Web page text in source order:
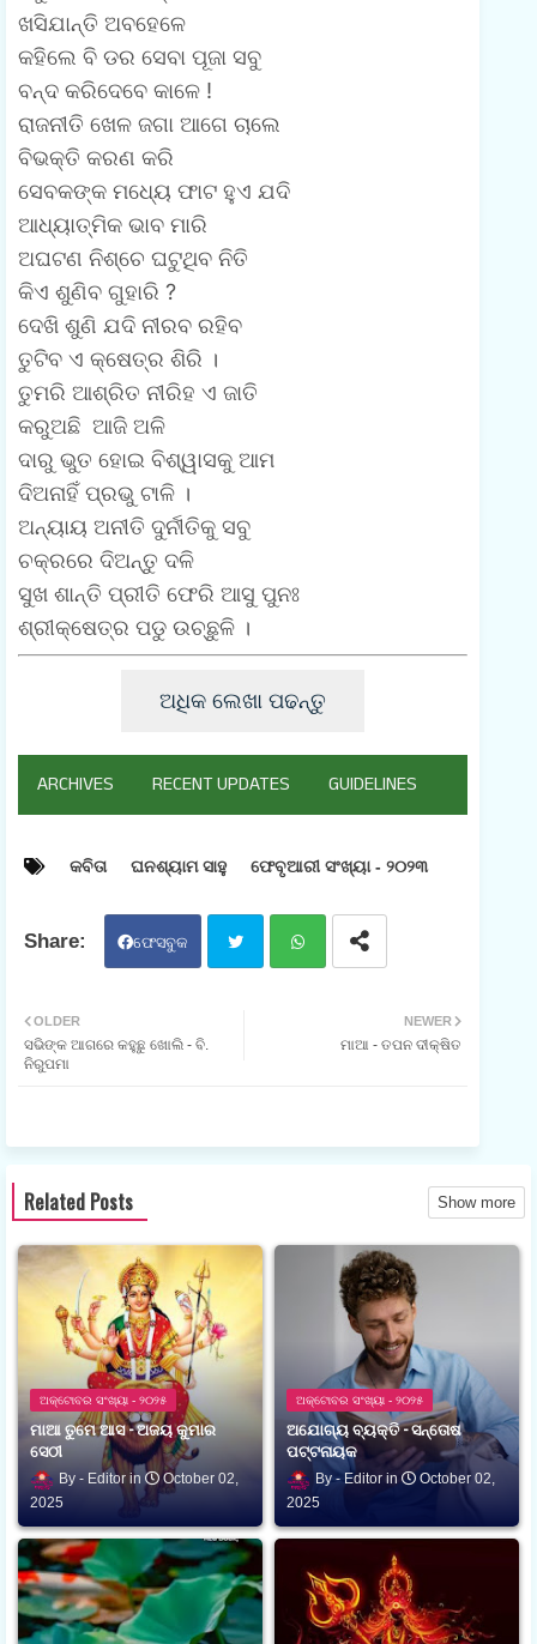
ଖସିଯାନ୍ତି ଅବହେଳେ
କହିଲେ ବି ଡର ସେବା ପୂଜା ସବୁ
ବନ୍ଦ କରିଦେବେ କାଳେ !
ରାଜନୀତି ଖେଳ ଜଗା ଆଗେ ଚାଲେ
ବିଭକ୍ତି କରଣ କରି
ସେବକଙ୍କ ମଧ୍ୟେ ଫାଟ ହୁଏ ଯଦି
ଆଧ୍ୟାତ୍ମିକ ଭାବ ମାରି
ଅଘଟଣ ନିଶ୍ଚେ ଘଟୁଥିବ ନିତି
କିଏ ଶୁଣିବ ଗୁହାରି ?
ଦେଖି ଶୁଣି ଯଦି ନୀରବ ରହିବ
ତୁଟିବ ଏ କ୍ଷେତ୍ର ଶିରି ।
ତୁମରି ଆଶ୍ରିତ ନୀରିହ ଏ ଜାତି
କରୁଅଛି ଆଜି ଅଳି
ଦାରୁ ଭୁତ ହୋଇ ବିଶ୍ୱାସକୁ ଆମ
ଦିଅନାହିଁ ପ୍ରଭୁ ଟାଳି ।
ଅନ୍ୟାୟ ଅନୀତି ଦୁର୍ନୀତିକୁ ସବୁ
ଚକ୍ରରେ ଦିଅନ୍ତୁ ଦଳି
ସୁଖ ଶାନ୍ତି ପ୍ରୀତି ଫେରି ଆସୁ ପୁନଃ
ଶ୍ରୀକ୍ଷେତ୍ର ପଡୁ ଉଚ୍ଛୁଳି ।
ଅଧିକ ଲେଖା ପଢନ୍ତୁ
ARCHIVES RECENT UPDATES GUIDELINES
କବିତା ଘନଶ୍ୟାମ ସାହୁ ଫେବୃଆରୀ ସଂଖ୍ୟା - ୨୦୨୩
ଫେସବୁକ
NEWER
ମାଆ - ତପନ ଦୀକ୍ଷିତ
OLDER
ସଭିଙ୍କ ଆଗରେ କହୁଛୁ ଖୋଲି - ବି.
ନିରୁପମା
Related Posts Show more
ଅକ୍ଟୋବର ସଂଖ୍ୟା - ୨୦୨୫
ମାଆ ତୁମେ ଆସ - ଅଜୟ କୁମାର
ସେଠୀ
Editor
October 02,
2025
ଅକ୍ଟୋବର ସଂଖ୍ୟା - ୨୦୨୫
ଅଯୋଗ୍ୟ ବ୍ୟକ୍ତି - ସନ୍ତୋଷ
ପଟ୍ଟନାୟକ
Editor
October 02,
2025